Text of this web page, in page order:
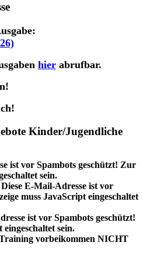
hier abrufbar.
Kinder/Jugendliche
ist vor Spambots geschützt! Zur
sein.
Diese E-Mail-Adresse ist vor
muss JavaScript eingeschaltet
ist vor Spambots geschützt!
sein.
vorbeikommen NICHT